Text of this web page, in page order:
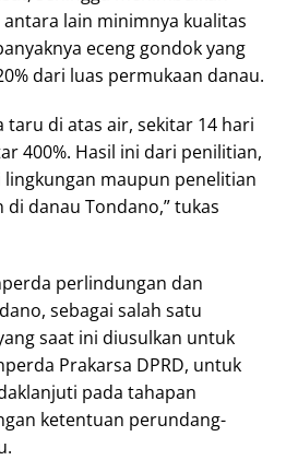
lain minimnya kualitas
eceng gondok yang
dari luas permukaan danau.
taru di atas air, sekitar 14 hari
400%. Hasil ini dari penilitian,
maupun penelitian
danau Tondano,” tukas
perlindungan dan
sebagai salah satu
saat ini diusulkan untuk
Prakarsa DPRD, untuk
pada tahapan
ketentuan perundang-